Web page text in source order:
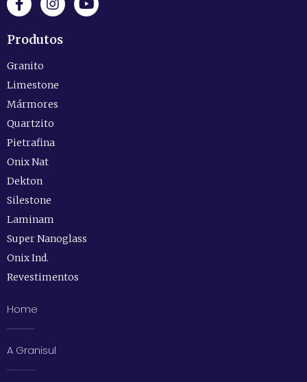
Produtos
Granito
Limestone
Mármores
Quartzito
Pietrafina
Onix Nat
Dekton
Silestone
Laminam
Super Nanoglass
Onix Ind.
Revestimentos
Home
A Granisul